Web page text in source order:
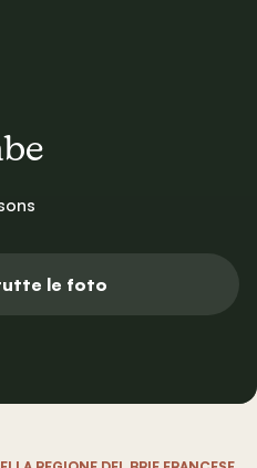
le foto